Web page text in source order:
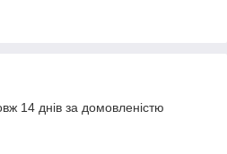
14 днів за домовленістю